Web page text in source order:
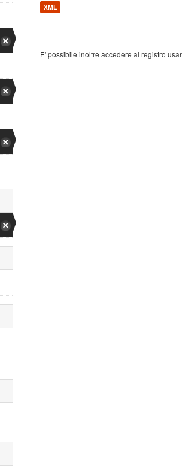
XML
E' possibile inoltre accedere al registro